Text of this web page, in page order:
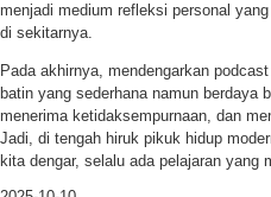
menjadi medium refleksi personal
di sekitarnya.
Pada akhirnya, mendengarkan
batin yang sederhana namun berdaya
menerima ketidaksempurnaan, dan
Jadi, di tengah hiruk pikuk hidup
kita dengar, selalu ada pelajaran yang